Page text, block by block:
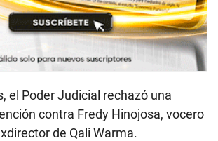
el Poder Judicial rechazó una
contra Fredy Hinojosa, vocero
de Qali Warma.